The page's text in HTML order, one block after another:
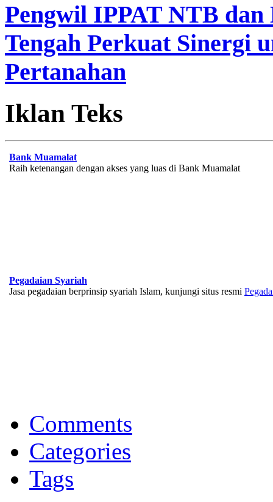
Pengwil IPPAT NTB
Tengah Perkuat Sinergi
Pertanahan
Iklan Teks
Bank Muamalat
Raih ketenangan dengan akses yang luas di Bank Muamalat
Pegadaian Syariah
Jasa pegadaian berprinsip syariah Islam, kunjungi situs resmi
Memberikan yang terbaik sesuai kaidah Islam, kunjungi situs resmi
Comments
Categories
Tags